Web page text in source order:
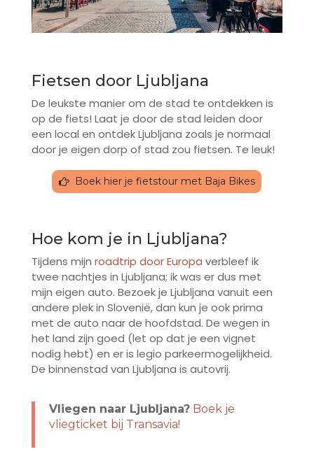
Fietsen door Ljubljana
De leukste manier om de stad te ontdekken is
op de fiets! Laat je door de stad leiden door
een local en ontdek Ljubljana zoals je normaal
door je eigen dorp of stad zou fietsen. Te leuk!
Boek hier je fietstour met Baja Bikes
Hoe kom je in Ljubljana?
Tijdens mijn roadtrip door Europa verbleef ik
twee nachtjes in Ljubljana; ik was er dus met
mijn eigen auto. Bezoek je Ljubljana vanuit een
andere plek in Slovenië, dan kun je ook prima
met de auto naar de hoofdstad. De wegen in
het land zijn goed (let op dat je een vignet
nodig hebt) en er is legio parkeermogelijkheid.
De binnenstad van Ljubljana is autovrij.
Vliegen naar Ljubljana? Boek je
vliegticket bij Transavia!